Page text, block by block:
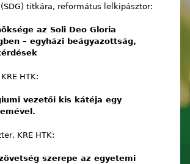
titkára, református lelkipásztor:
az Soli Deo Gloria
– egyházi beágyazottság,
HTK:
vezetői kis kátéja egy
KRE HTK:
szerepe az egyetemi